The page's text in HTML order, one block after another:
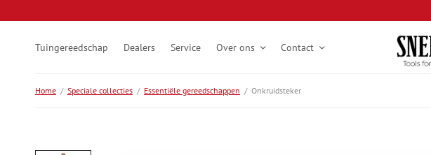
Tuingereedschap Dealers Service Over ons Contact
Home / Speciale collecties / Essentiële gereedschappen / Onkruidsteker